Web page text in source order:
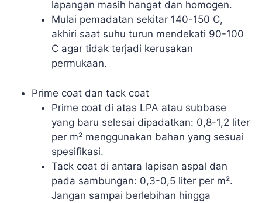
lapangan masih hangat dan homogen.
Mulai pemadatan sekitar 140-150 C,
akhiri saat suhu turun mendekati 90-100
C agar tidak terjadi kerusakan
permukaan.
Prime coat dan tack coat
Prime coat di atas LPA atau subbase
yang baru selesai dipadatkan: 0,8-1,2 liter
per m² menggunakan bahan yang sesuai
spesifikasi.
Tack coat di antara lapisan aspal dan
pada sambungan: 0,3-0,5 liter per m².
Jangan sampai berlebihan hingga